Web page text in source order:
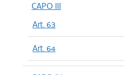
CAPO III
Art. 63
Art. 64